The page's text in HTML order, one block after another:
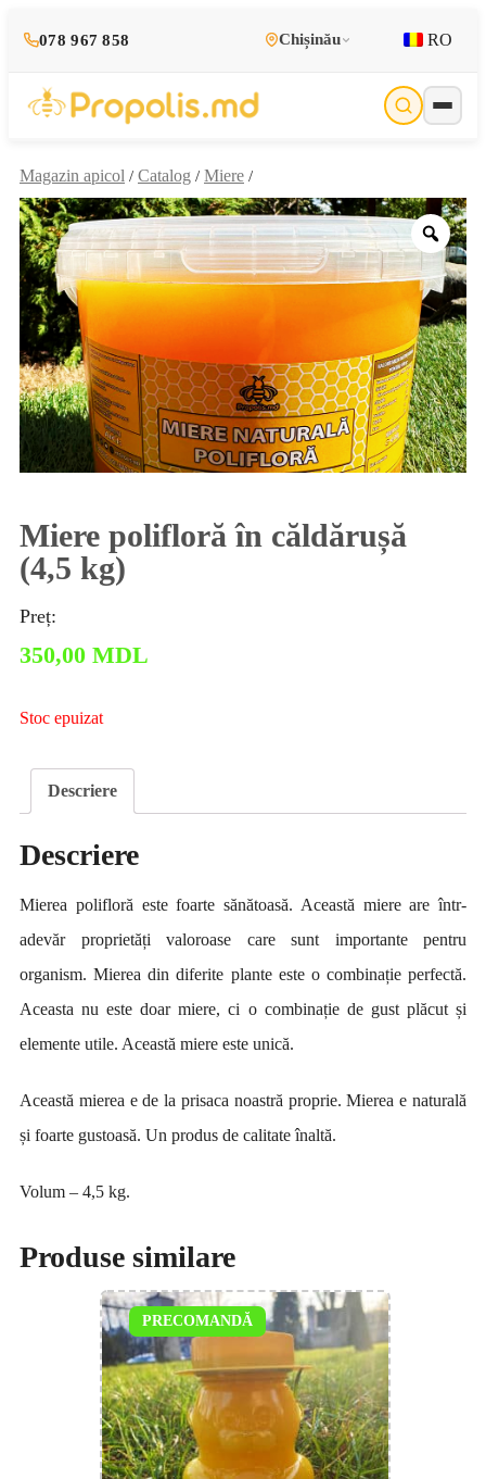
078 967 858 Chișinău RO
Magazin apicol / Catalog / Miere /
Miere polifloră în căldărușă
(4,5 kg)
Preț:
350,00 MDL
Stoc epuizat
Descriere
Descriere
Mierea polifloră este foarte sănătoasă. Această miere are într-
adevăr proprietăți valoroase care sunt importante pentru
organism. Mierea din diferite plante este o combinație perfectă.
Aceasta nu este doar miere, ci o combinație de gust plăcut și
elemente utile. Această miere este unică.
Această mierea e de la prisaca noastră proprie. Mierea e naturală
și foarte gustoasă. Un produs de calitate înaltă.
Volum – 4,5 kg.
Produse similare
PRECOMANDĂ